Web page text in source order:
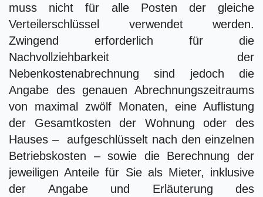
muss nicht für alle Posten der gleiche
Verteilerschlüssel verwendet werden.
Zwingend erforderlich für die
Nachvollziehbarkeit der
Nebenkostenabrechnung sind jedoch die
Angabe des genauen Abrechnungszeitraums
von maximal zwölf Monaten, eine Auflistung
der Gesamtkosten der Wohnung oder des
Hauses – aufgeschlüsselt nach den einzelnen
Betriebskosten – sowie die Berechnung der
jeweiligen Anteile für Sie als Mieter, inklusive
der Angabe und Erläuterung des